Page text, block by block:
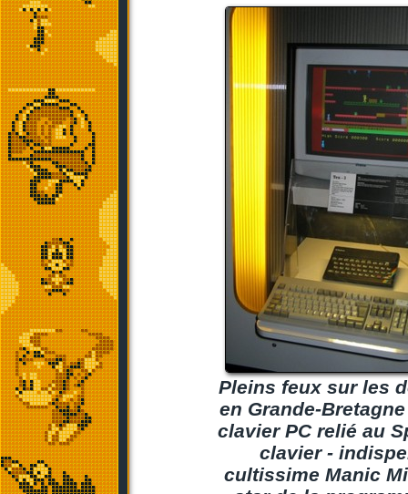
Pleins feux sur les
en Grande-
clavier PC relié au
clavier -
cultissime Manic